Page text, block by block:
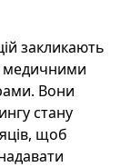
закликають
медичними
Вони
стану
щоб